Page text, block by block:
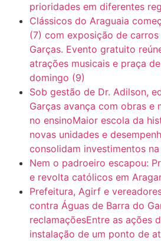
prioridades em diferentes
Clássicos do Araguaia
(7) com exposição de
Garças. Evento gratuito
atrações musicais e praça
domingo (9)
Sob gestão de Dr. Adilson,
Garças avança com obras e
no ensinoMaior escola da
novas unidades e
consolidam investimentos
Nem o padroeiro escapou:
e revolta católicos em
Prefeitura, Agirf e
contra Águas de Barra do
reclamaçõesEntre as ações
instalação de um ponto de